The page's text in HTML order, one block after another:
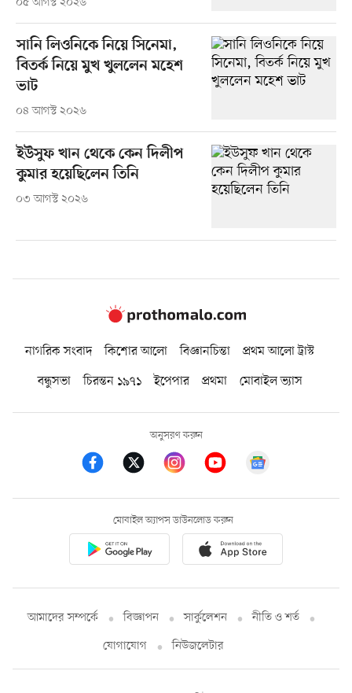
সানি লিওনিকে নিয়ে সিনেমা,
বিতর্ক নিয়ে মুখ খুললেন মহেশ
ভাট
০৪ আগস্ট ২০২৬
ইউসুফ খান থেকে কেন দিলীপ
কুমার হয়েছিলেন তিনি
০৩ আগস্ট ২০২৬
নাগরিক সংবাদ কিশোর আলো বিজ্ঞানচিন্তা
প্রথম আলো ট্রাস্ট
বন্ধুসভা
চিরন্তন ১৯৭১ ইপেপার প্রথমা মোবাইল ভ্যাস
অনুসরণ করুন
মোবাইল অ্যাপস ডাউনলোড করুন
আমাদের সম্পর্কে বিজ্ঞাপন সার্কুলেশন
নীতি ও শর্ত
যোগাযোগ
নিউজলেটার